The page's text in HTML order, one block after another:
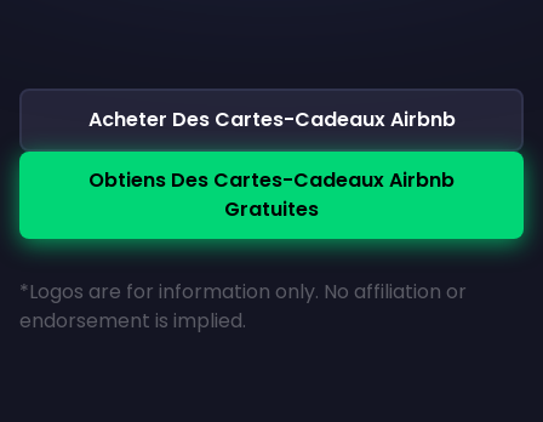
Acheter Des Cartes-Cadeaux Airbnb
Obtiens Des Cartes-Cadeaux Airbnb
Gratuites
*Logos are for information only. No affiliation or
endorsement is implied.